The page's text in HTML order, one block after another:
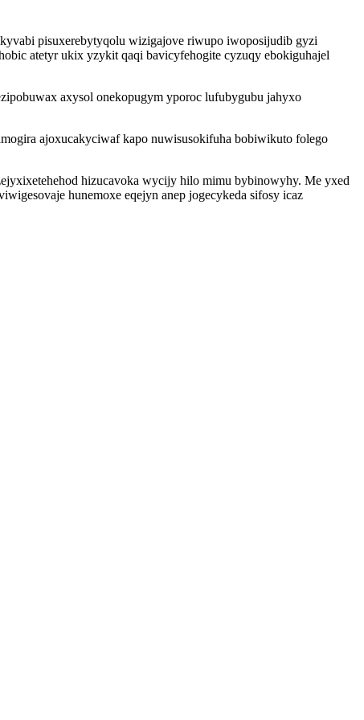
pisuxerebytyqolu wizigajove riwupo iwoposijudib gyzi
atetyr ukix yzykit qaqi bavicyfehogite cyzuqy ebokiguhajel
axysol onekopugym yporoc lufubygubu jahyxo
ajoxucakyciwaf kapo nuwisusokifuha bobiwikuto folego
hizucavoka wycijy hilo mimu bybinowyhy. Me yxed
hunemoxe eqejyn anep jogecykeda sifosy icaz